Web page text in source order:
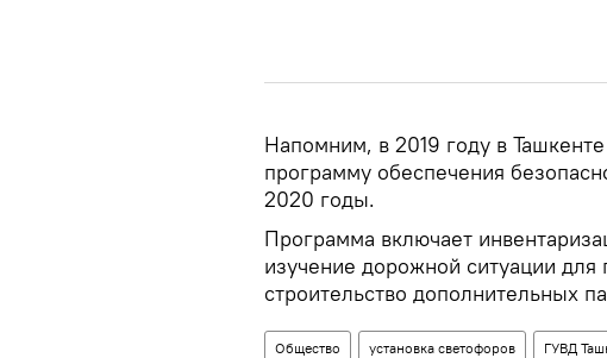
Напомним, в 2019 году в Ташкенте
программу обеспечения
2020 годы.
Программа включает
изучение дорожной ситуации для
строительство дополнительных
Общество установка светофоров ГУВД